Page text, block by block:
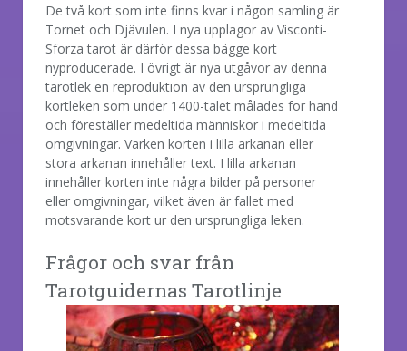
De två kort som inte finns kvar i någon samling är
Tornet och Djävulen. I nya upplagor av Visconti-
Sforza tarot är därför dessa bägge kort
nyproducerade. I övrigt är nya utgåvor av denna
tarotlek en reproduktion av den ursprungliga
kortleken som under 1400-talet målades för hand
och föreställer medeltida människor i medeltida
omgivningar. Varken korten i lilla arkanan eller
stora arkanan innehåller text. I lilla arkanan
innehåller korten inte några bilder på personer
eller omgivningar, vilket även är fallet med
motsvarande kort ur den ursprungliga leken.
Frågor och svar från
Tarotguidernas Tarotlinje